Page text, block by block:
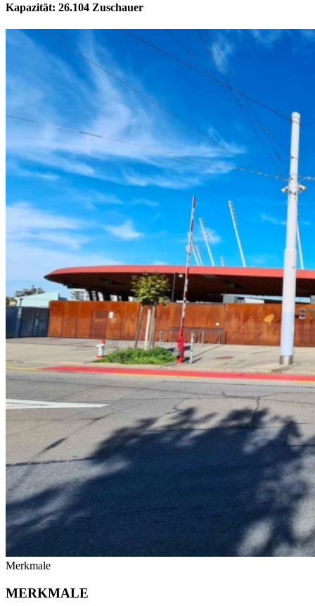
STADIEN & REISEFÜHRER
Stadien 1. Bundesliga
Stadien 2. Bundesliga
Stadien 3. Liga
Kapazität: 26.104 Zuschauer
Merkmale
MERKMALE